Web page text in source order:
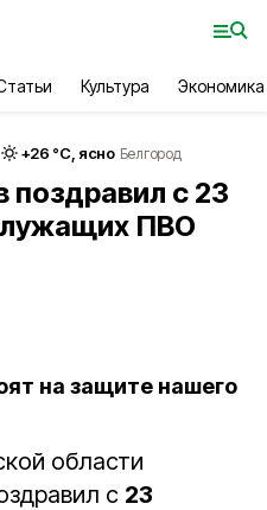
Культура Экономика
+26 °С, ясно Белгород
поздравил с 23
ПВО
на защите нашего
области
с 23